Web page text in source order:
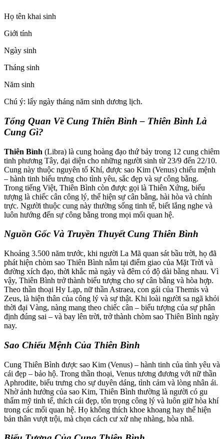
Họ tên khai sinh
Giới tính
Ngày sinh
Tháng sinh
Năm sinh
Chú ý: lấy ngày tháng năm sinh dương lịch.
Tổng Quan Về Cung Thiên Bình – Thiên Bình Là
Cung Gì?
Thiên Bình (Libra) là cung hoàng đạo thứ bảy trong 12 cung chiêm
tinh phương Tây, đại diện cho những người sinh từ 23/9 đến 22/10.
Cung này thuộc nguyên tố Khí, được sao Kim (Venus) chiếu mệnh
– hành tinh biểu trưng cho tình yêu, sắc đẹp và sự công bằng.
Trong tiếng Việt, Thiên Bình còn được gọi là Thiên Xứng, biểu
tượng là chiếc cân công lý, thể hiện sự cân bằng, hài hòa và chính
trực. Người thuộc cung này thường sống tinh tế, biết lắng nghe và
luôn hướng đến sự công bằng trong mọi mối quan hệ.
Nguồn Gốc Và Truyền Thuyết Cung Thiên Bình
Khoảng 3.500 năm trước, khi người La Mã quan sát bầu trời, họ đã
phát hiện chòm sao Thiên Bình nằm tại điểm giao của Mặt Trời và
đường xích đạo, thời khắc mà ngày và đêm có độ dài bằng nhau. Vì
vậy, Thiên Bình trở thành biểu tượng cho sự cân bằng và hòa hợp.
Theo thần thoại Hy Lạp, nữ thần Astraea, con gái của Themis và
Zeus, là hiện thân của công lý và sự thật. Khi loài người sa ngã khỏi
thời đại Vàng, nàng mang theo chiếc cân – biểu tượng của sự phân
định đúng sai – và bay lên trời, trở thành chòm sao Thiên Bình ngày
nay.
Sao Chiếu Mệnh Của Thiên Bình
Cung Thiên Bình được sao Kim (Venus) – hành tinh của tình yêu và
cái đẹp – bảo hộ. Trong thần thoại, Venus tương đương với nữ thần
Aphrodite, biểu trưng cho sự duyên dáng, tình cảm và lòng nhân ái.
Nhờ ảnh hưởng của sao Kim, Thiên Bình thường là người có gu
thẩm mỹ tinh tế, thích cái đẹp, tôn trọng công lý và luôn giữ hòa khí
trong các mối quan hệ. Họ không thích khoe khoang hay thể hiện
bản thân vượt trội, mà chọn cách cư xử nhẹ nhàng, hòa nhã.